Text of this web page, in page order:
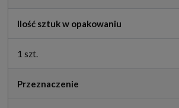
Ilość sztuk w opakowaniu
1 szt.
Przeznaczenie